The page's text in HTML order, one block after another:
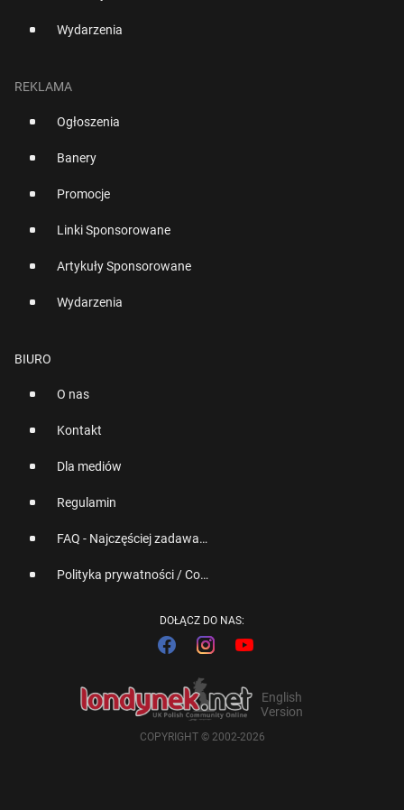
Wydarzenia
REKLAMA
Ogłoszenia
Banery
Promocje
Linki Sponsorowane
Artykuły Sponsorowane
Wydarzenia
BIURO
O nas
Kontakt
Dla mediów
Regulamin
FAQ - Najczęściej zadawane pytania
Polityka prywatności / Cookies
DOŁĄCZ DO NAS:
English
Version
COPYRIGHT © 2002-2026